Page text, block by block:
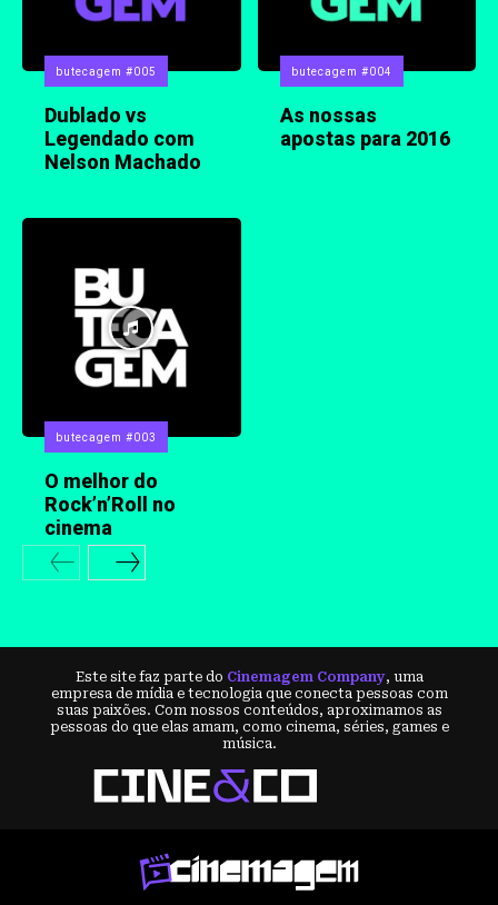
butecagem #005
Dublado vs
Legendado com
Nelson Machado
butecagem #004
As nossas
apostas para 2016
butecagem #003
O melhor do
Rock’n’Roll no
cinema
Este site faz parte do Cinemagem Company, uma
empresa de mídia e tecnologia que conecta pessoas com
suas paixões. Com nossos conteúdos, aproximamos as
pessoas do que elas amam, como cinema, séries, games e
música.